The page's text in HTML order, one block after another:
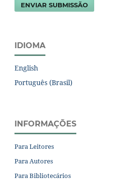
ENVIAR SUBMISSÃO
IDIOMA
English
Português (Brasil)
INFORMAÇÕES
Para Leitores
Para Autores
Para Bibliotecários